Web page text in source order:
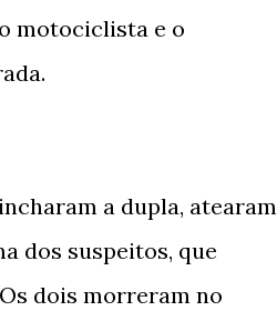
motociclista e o
a dupla, atearam
dos suspeitos, que
dois morreram no